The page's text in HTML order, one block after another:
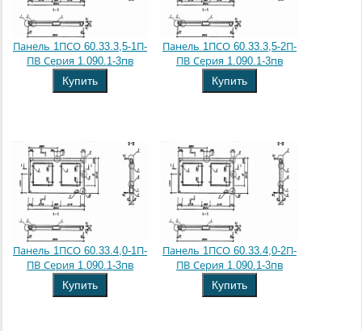
Панель 1ПСО 60.33.3,5-1П-
ПВ Серия 1.090.1-3пв
Купить
Панель 1ПСО 60.33.3,5-2П-
ПВ Серия 1.090.1-3пв
Купить
Панель 1ПСО 60.33.4,0-1П-
ПВ Серия 1.090.1-3пв
Купить
Панель 1ПСО 60.33.4,0-2П-
ПВ Серия 1.090.1-3пв
Купить